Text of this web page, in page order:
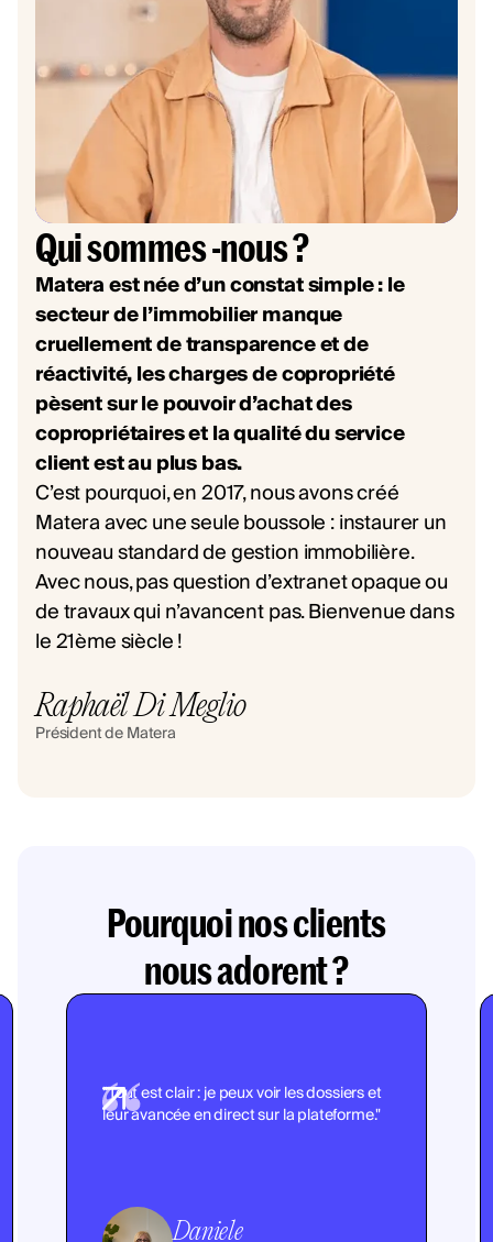
Qui sommes -nous ?
Matera est née d’un constat simple : le
secteur de l’immobilier manque
cruellement de transparence et de
réactivité, les charges de copropriété
pèsent sur le pouvoir d’achat des
copropriétaires et la qualité du service
client est au plus bas.
C’est pourquoi, en 2017, nous avons créé
Matera avec une seule boussole : instaurer un
nouveau standard de gestion immobilière.
Avec nous, pas question d’extranet opaque ou
de travaux qui n’avancent pas. Bienvenue dans
le 21ème siècle !
Raphaël Di Meglio
Président de Matera
Pourquoi nos clients
nous adorent ?
"Tout est clair : je peux voir les dossiers et
leur avancée en direct sur la plateforme."
Daniele